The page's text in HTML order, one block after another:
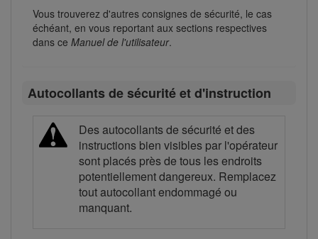
Vous trouverez d'autres consignes de sécurité, le cas
échéant, en vous reportant aux sections respectives
dans ce Manuel de l'utilisateur.
Autocollants de sécurité et d'instruction
Des autocollants de sécurité et des
instructions bien visibles par l'opérateur
sont placés près de tous les endroits
potentiellement dangereux. Remplacez
tout autocollant endommagé ou
manquant.